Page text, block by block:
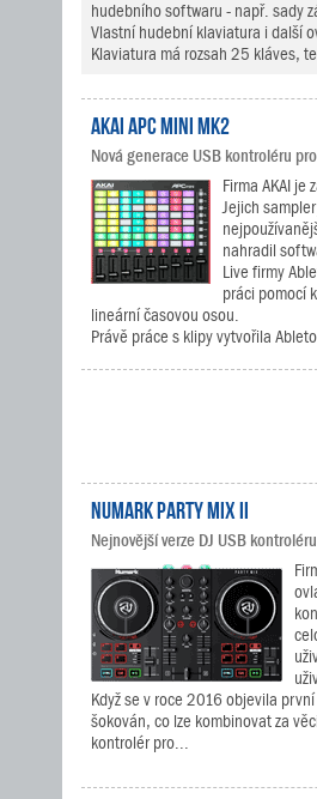
hudebního softwaru - např. sady
Vlastní hudební klaviatura i další
Klaviatura má rozsah 25 kláves,
AKAI APC Mini mk2
Nová generace USB kontroléru
Firma AKAI je
Jejich
nahradil
Live firmy
práci pomocí
lineární časovou osou.
Právě práce s klipy vytvořila
Numark Party Mix II
Nejnovější verze DJ USB
Když se v roce 2016 objevila
šokován, co lze kombinovat za
kontrolér pro...